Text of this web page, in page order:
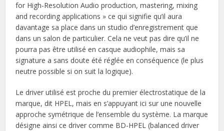
for High-Resolution Audio production, mastering, mixing
and recording applications » ce qui signifie qu’il aura
davantage sa place dans un studio d’enregistrement que
dans un salon de particulier. Cela ne veut pas dire qu’il ne
pourra pas être utilisé en casque audiophile, mais sa
signature a sans doute été réglée en conséquence (le plus
neutre possible si on suit la logique).
Le driver utilisé est proche du premier électrostatique de la
marque, dit HPEL, mais en s’appuyant ici sur une nouvelle
approche symétrique de l’ensemble du système. La marque
désigne ainsi ce driver comme BD-HPEL (balanced driver